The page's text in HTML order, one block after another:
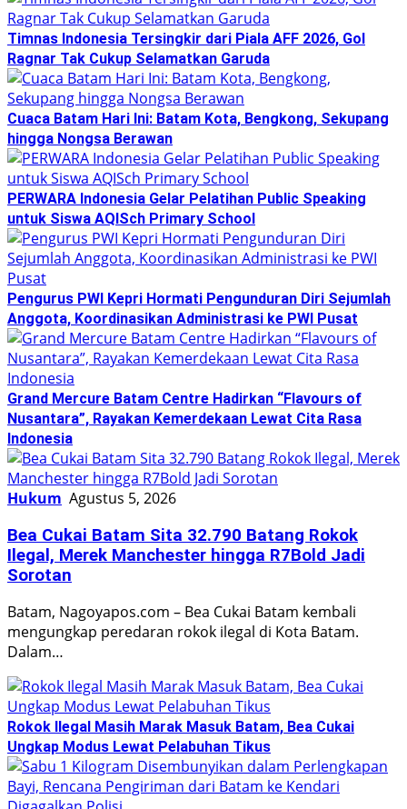
Timnas Indonesia Tersingkir dari Piala AFF 2026, Gol
Ragnar Tak Cukup Selamatkan Garuda
Cuaca Batam Hari Ini: Batam Kota, Bengkong, Sekupang
hingga Nongsa Berawan
PERWARA Indonesia Gelar Pelatihan Public Speaking
untuk Siswa AQISch Primary School
Pengurus PWI Kepri Hormati Pengunduran Diri Sejumlah
Anggota, Koordinasikan Administrasi ke PWI Pusat
Grand Mercure Batam Centre Hadirkan “Flavours of
Nusantara”, Rayakan Kemerdekaan Lewat Cita Rasa
Indonesia
Hukum Agustus 5, 2026
Bea Cukai Batam Sita 32.790 Batang Rokok
Ilegal, Merek Manchester hingga R7Bold Jadi
Sorotan
Batam, Nagoyapos.com – Bea Cukai Batam kembali
mengungkap peredaran rokok ilegal di Kota Batam.
Dalam…
Rokok Ilegal Masih Marak Masuk Batam, Bea Cukai
Ungkap Modus Lewat Pelabuhan Tikus